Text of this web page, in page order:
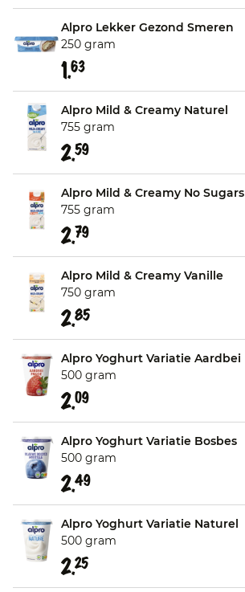
Alpro Lekker Gezond Smeren
250 gram
1.63
Alpro Mild & Creamy Naturel
755 gram
2.59
Alpro Mild & Creamy No Sugars
755 gram
2.79
Alpro Mild & Creamy Vanille
750 gram
2.85
Alpro Yoghurt Variatie Aardbei
500 gram
2.09
Alpro Yoghurt Variatie Bosbes
500 gram
2.49
Alpro Yoghurt Variatie Naturel
500 gram
2.25